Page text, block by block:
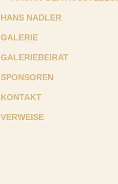
HANS NADLER
GALERIE
GALERIEBEIRAT
SPONSOREN
KONTAKT
VERWEISE